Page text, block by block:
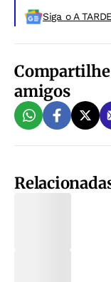
Siga o A
Compartilhe
amigos